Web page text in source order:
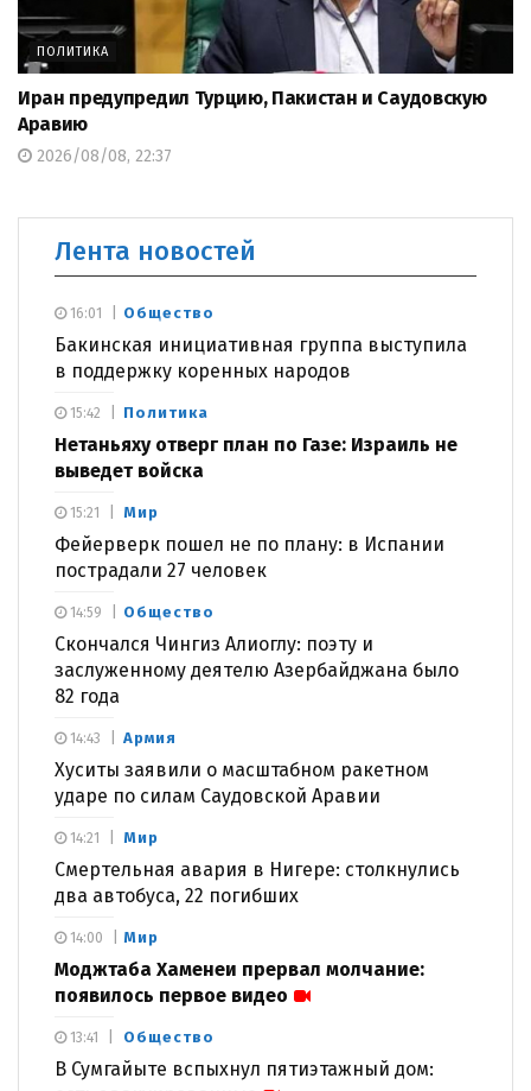
ПОЛИТИКА
Иран предупредил Турцию, Пакистан и Саудовскую
Аравию
2026/08/08, 22:37
Лента новостей
Общество
Бакинская инициативная группа выступила
в поддержку коренных народов
16:01
Политика
Нетаньяху отверг план по Газе: Израиль не
выведет войска
15:42
Мир
Фейерверк пошел не по плану: в Испании
пострадали 27 человек
15:21
Общество
Скончался Чингиз Алиоглу: поэту и
заслуженному деятелю Азербайджана было
82 года
14:59
Армия
Хуситы заявили о масштабном ракетном
ударе по силам Саудовской Аравии
14:43
Мир
Смертельная авария в Нигере: столкнулись
два автобуса, 22 погибших
14:21
Мир
Моджтаба Хаменеи прервал молчание:
появилось первое видео
14:00
Общество
В Сумгайыте вспыхнул пятиэтажный дом:
13:41